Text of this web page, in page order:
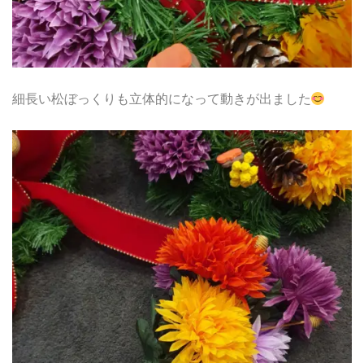
細長い松ぼっくりも立体的になって動きが出ました